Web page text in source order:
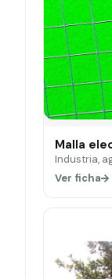
Malla
Industria,
Ver ficha